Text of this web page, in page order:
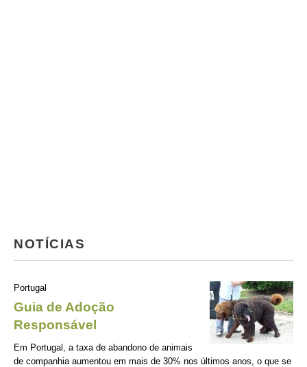
NOTÍCIAS
Portugal
Guia de Adoção
Responsável
Em Portugal, a taxa de abandono de animais
de companhia aumentou em mais de 30% nos últimos anos, o que se